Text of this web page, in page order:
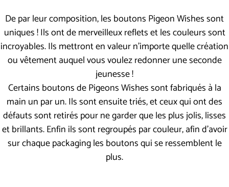
De par leur composition, les boutons Pigeon Wishes sont
uniques ! Ils ont de merveilleux reflets et les couleurs sont
incroyables. Ils mettront en valeur n'importe quelle création
ou vêtement auquel vous voulez redonner une seconde
jeunesse !
Certains boutons de Pigeons Wishes sont fabriqués à la
main un par un. Ils sont ensuite triés, et ceux qui ont des
défauts sont retirés pour ne garder que les plus jolis, lisses
et brillants. Enfin ils sont regroupés par couleur, afin d'avoir
sur chaque packaging les boutons qui se ressemblent le
plus.